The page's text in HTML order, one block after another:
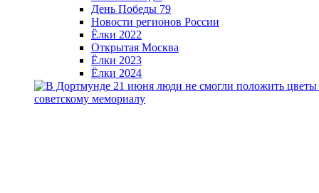
День Победы 79
Новости регионов России
Ёлки 2022
Открытая Москва
Ёлки 2023
Ёлки 2024